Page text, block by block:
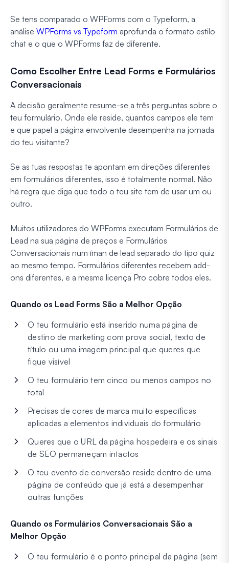
Se tens comparado o WPForms com o Typeform, a
análise WPForms vs Typeform aprofunda o formato estilo
chat e o que o WPForms faz de diferente.
Como Escolher Entre Lead Forms e Formulários
Conversacionais
A decisão geralmente resume-se a três perguntas sobre o
teu formulário. Onde ele reside, quantos campos ele tem
e que papel a página envolvente desempenha na jornada
do teu visitante?
Se as tuas respostas te apontam em direções diferentes
em formulários diferentes, isso é totalmente normal. Não
há regra que diga que todo o teu site tem de usar um ou
outro.
Muitos utilizadores do WPForms executam Formulários de
Lead na sua página de preços e Formulários
Conversacionais num íman de lead separado do tipo quiz
ao mesmo tempo. Formulários diferentes recebem add-
ons diferentes, e a mesma licença Pro cobre todos eles.
Quando os Lead Forms São a Melhor Opção
O teu formulário está inserido numa página de
destino de marketing com prova social, texto de
título ou uma imagem principal que queres que
fique visível
O teu formulário tem cinco ou menos campos no
total
Precisas de cores de marca muito específicas
aplicadas a elementos individuais do formulário
Queres que o URL da página hospedeira e os sinais
de SEO permaneçam intactos
O teu evento de conversão reside dentro de uma
página de conteúdo que já está a desempenhar
outras funções
Quando os Formulários Conversacionais São a
Melhor Opção
O teu formulário é o ponto principal da página (sem